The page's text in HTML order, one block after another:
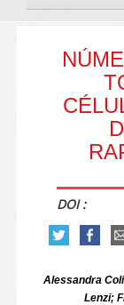
DOI :
Alessandra
Lenzi;